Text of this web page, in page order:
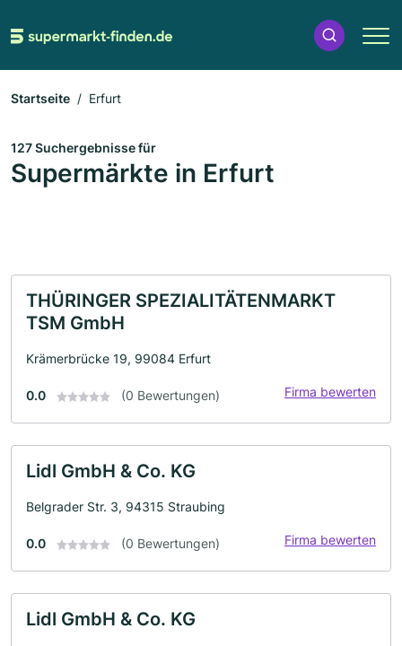
Startseite Erfurt
127 Suchergebnisse für
Supermärkte in Erfurt
THÜRINGER SPEZIALITÄTENMARKT
TSM GmbH
Krämerbrücke 19, 99084 Erfurt
0.0 (0 Bewertungen) Firma bewerten
Lidl GmbH & Co. KG
Belgrader Str. 3, 94315 Straubing
0.0 (0 Bewertungen) Firma bewerten
Lidl GmbH & Co. KG